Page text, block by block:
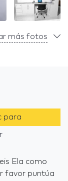
más fotos
para
Ela como
favor puntúa